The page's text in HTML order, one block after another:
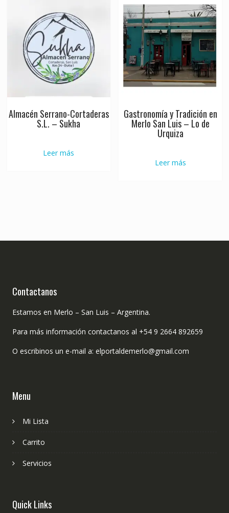
Almacén Serrano-Cortaderas
S.L. – Sukha
Leer más
Gastronomía y Tradición en
Merlo San Luis – Lo de
Urquiza
Leer más
Contactanos
Estamos en Merlo – San Luis – Argentina.
Para más información contactanos al +54 9 2664 892659
O escribinos un e-mail a: elportaldemerlo@gmail.com
Menu
Mi Lista
Carrito
Servicios
Quick Links